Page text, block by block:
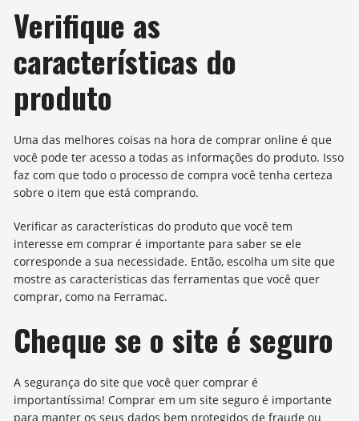
Verifique as
características do
produto
Uma das melhores coisas na hora de comprar online é que
você pode ter acesso a todas as informações do produto. Isso
faz com que todo o processo de compra você tenha certeza
sobre o item que está comprando.
Verificar as características do produto que você tem
interesse em comprar é importante para saber se ele
corresponde a sua necessidade. Então, escolha um site que
mostre as características das ferramentas que você quer
comprar, como na Ferramac.
Cheque se o site é seguro
A segurança do site que você quer comprar é
importantíssima! Comprar em um site seguro é importante
para manter os seus dados bem protegidos de fraude ou